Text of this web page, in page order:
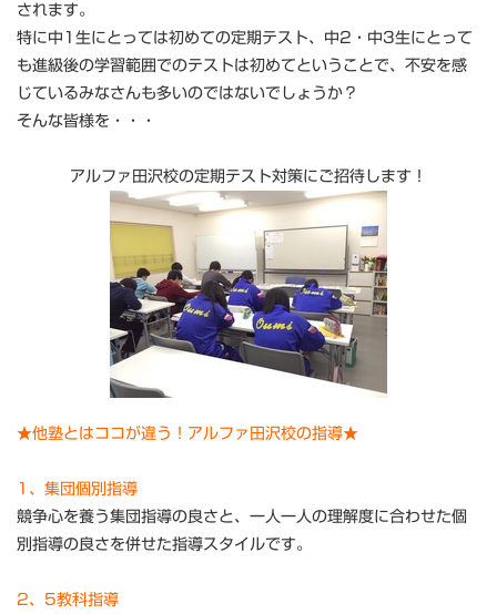
されます。
特に中1生にとっては初めての定期テスト、中2・中3生にとって
も進級後の学習範囲でのテストは初めてということで、不安を感
じているみなさんも多いのではないでしょうか？
そんな皆様を・・・
アルファ田沢校の定期テスト対策にご招待します！
★他塾とはココが違う！アルファ田沢校の指導★
1、集団個別指導
競争心を養う集団指導の良さと、一人一人の理解度に合わせた個
別指導の良さを併せた指導スタイルです。
2、5教科指導